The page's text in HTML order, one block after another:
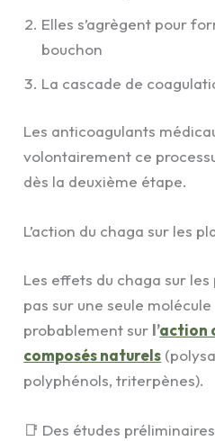
Elles s’agrègent pour
bouchon
La cascade de
Les anticoagulants
volontairement ce
dès la deuxième étape.
L’action du chaga sur les
Les effets du chaga sur
pas sur une seule
probablement sur l’action
composés naturels
polyphénols, triterpènes).
📑 Des études